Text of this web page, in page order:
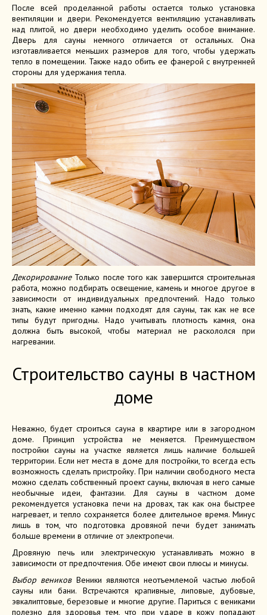
После всей проделанной работы остается только установка
вентиляции и двери. Рекомендуется вентиляцию устанавливать
над плитой, но двери необходимо уделить особое внимание.
Дверь для сауны немного отличается от остальных. Она
изготавливается меньших размеров для того, чтобы удержать
тепло в помещении. Также надо обить ее фанерой с внутренней
стороны для удержания тепла.
ДекорированиеТолько после того как завершится строительная
работа, можно подбирать освещение, камень и многое другое в
зависимости от индивидуальных предпочтений. Надо только
знать, какие именно камни подходят для сауны, так как не все
типы будут пригодны. Надо учитывать плотность камня, она
должна быть высокой, чтобы материал не раскололся при
нагревании.
Строительство сауны в частном
доме
Неважно, будет строиться сауна в квартире или в загородном
доме. Принцип устройства не меняется. Преимуществом
постройки сауны на участке является лишь наличие большей
территории. Если нет места в доме для постройки, то всегда есть
возможность сделать пристройку. При наличии свободного места
можно сделать собственный проект сауны, включая в него самые
необычные идеи, фантазии. Для сауны в частном доме
рекомендуется установка печи на дровах, так как она быстрее
нагревает, и тепло сохраняется более длительное время. Минус
лишь в том, что подготовка дровяной печи будет занимать
больше времени в отличие от электропечи.
Дровяную печь или электрическую устанавливать можно в
зависимости от предпочтения. Обе имеют свои плюсы и минусы.
Выбор вениковВеники являются неотъемлемой частью любой
сауны или бани. Встречаются крапивные, липовые, дубовые,
эвкалиптовые, березовые и многие другие. Париться с вениками
полезно для здоровья тем, что при ударе в кожу попадают